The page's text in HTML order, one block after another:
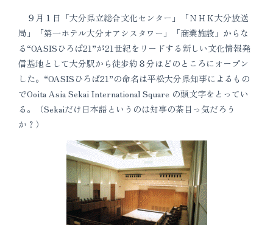
９月１日「大分県立総合文化センター」「ＮＨＫ大分放送
局」「第一ホテル大分オアシスタワー」「商業施設」からな
る“OASISひろば21”が21世紀をリードする新しい文化情報発
信基地として大分駅から徒歩約８分ほどのところにオープン
した。“OASISひろば21”の命名は平松大分県知事によるもの
でOoita Asia Sekai International Square の頭文字をとってい
る。（Sekaiだけ日本語というのは知事の茶目っ気だろう
か？）